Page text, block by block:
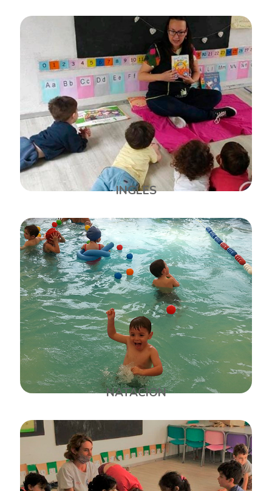
INGLES
NATACION